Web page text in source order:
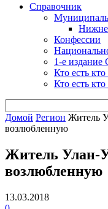
Справочник
Конфессии
1-е издание
Кто есть
Кто есть
Домой Регион Житель
возлюбленную
Житель Улан-
возлюбленную
13.03.2018